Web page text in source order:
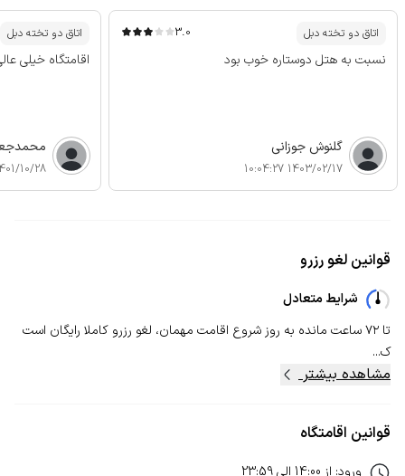
اتاق دو تخته دبل 3.0
نسبت به هتل دوستاره خوب بود
گلنوش جوزانی
1403/02/17 10:04:27
اتاق دو تخته دبل
اقامتگاه خیلی
10/28 12:27:01
قوانین لغو رزرو
شرایط متعادل
تا ۷۲ ساعت مانده به روز شروع اقامت مهمان، لغو رزرو کاملا رایگان است
ک...
مشاهده بیشتر
قوانین اقامتگاه
ورود: از 14:00 الی23:59